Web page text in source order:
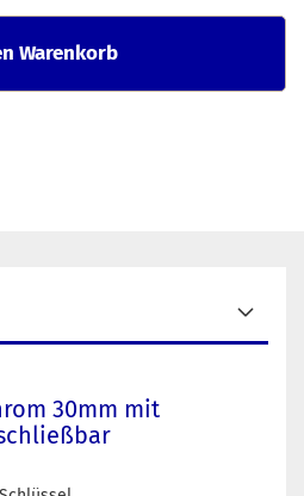
Warenkorb
30mm mit